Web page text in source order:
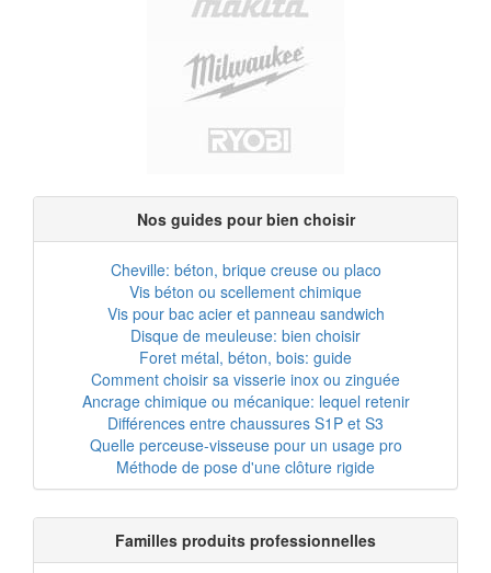
Nos guides pour bien choisir
Cheville: béton, brique creuse ou placo
Vis béton ou scellement chimique
Vis pour bac acier et panneau sandwich
Disque de meuleuse: bien choisir
Foret métal, béton, bois: guide
Comment choisir sa visserie inox ou zinguée
Ancrage chimique ou mécanique: lequel retenir
Différences entre chaussures S1P et S3
Quelle perceuse-visseuse pour un usage pro
Méthode de pose d'une clôture rigide
Familles produits professionnelles